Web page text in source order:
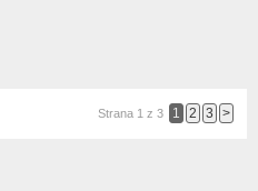
Strana 1 z 3 1 2 3 >